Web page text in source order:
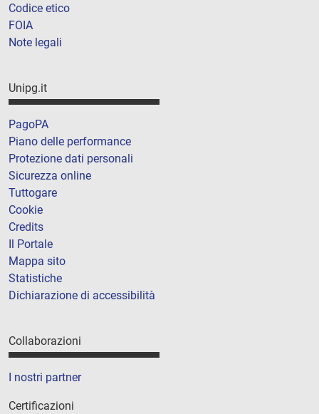
Codice etico
FOIA
Note legali
Unipg.it
PagoPA
Piano delle performance
Protezione dati personali
Sicurezza online
Tuttogare
Cookie
Credits
Il Portale
Mappa sito
Statistiche
Dichiarazione di accessibilità
Collaborazioni
I nostri partner
Certificazioni